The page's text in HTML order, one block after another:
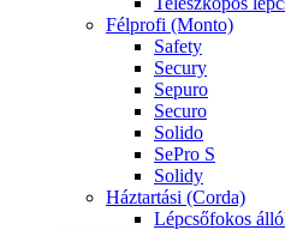
Félprofi (Monto)
Safety
Secury
Sepuro
Securo
Solido
SePro S
Solidy
Háztartási (Corda)
Lépcsőfokos